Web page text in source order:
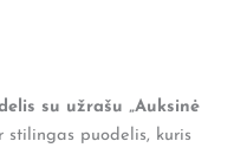
su užrašu „Auksinė
stilingas puodelis, kuris